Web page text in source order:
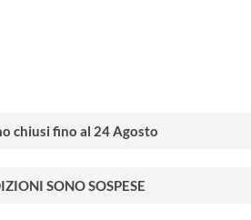
chiusi fino al 24 Agosto
SONO SOSPESE